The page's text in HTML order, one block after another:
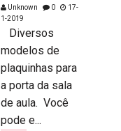
Unknown 0
17-
1-2019
Diversos
modelos de
plaquinhas para
a porta da sala
de aula. Você
pode e...